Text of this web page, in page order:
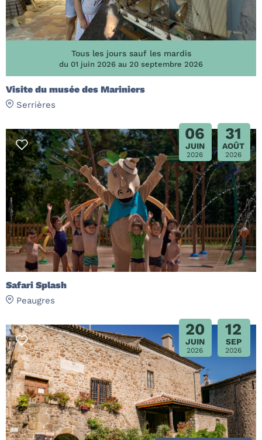
Tous les jours sauf les mardis
du 01 juin 2026 au 20 septembre 2026
Visite du musée des Mariniers
Serrières
06
JUIN
2026
31
AOÛT
2026
Safari Splash
Peaugres
20
JUIN
2026
12
SEP
2026